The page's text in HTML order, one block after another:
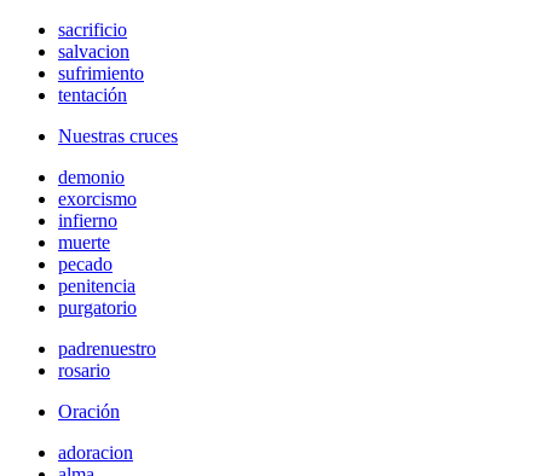
sacrificio
salvacion
sufrimiento
tentación
Nuestras cruces
demonio
exorcismo
infierno
muerte
pecado
penitencia
purgatorio
padrenuestro
rosario
Oración
adoracion